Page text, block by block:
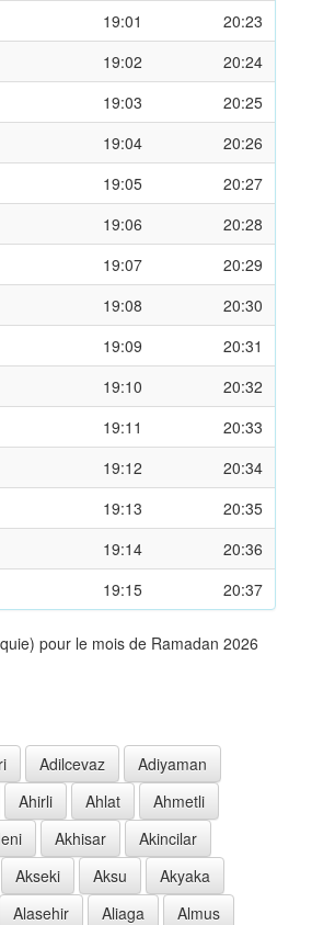
19:01
20:23
19:02
20:24
19:03
20:25
19:04
20:26
19:05
20:27
19:06
20:28
19:07
20:29
19:08
20:30
19:09
20:31
19:10
20:32
19:11
20:33
19:12
20:34
19:13
20:35
19:14
20:36
19:15 20:37
pour le mois de Ramadan 2026
Adilcevaz
Adiyaman
Ahirli Ahlat
Ahmetli
Akhisar
Akincilar
Akseki Aksu
Akyaka
Alasehir Aliaga
Almus